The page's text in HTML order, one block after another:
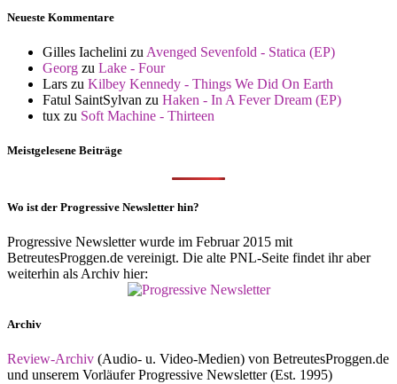
Neueste Kommentare
Gilles Iachelini zu Avenged Sevenfold - Statica (EP)
Georg zu Lake - Four
Lars zu Kilbey Kennedy - Things We Did On Earth
Fatul SaintSylvan zu Haken - In A Fever Dream (EP)
tux zu Soft Machine - Thirteen
Meistgelesene Beiträge
Wo ist der Progressive Newsletter hin?
Progressive Newsletter wurde im Februar 2015 mit
BetreutesProggen.de vereinigt. Die alte PNL-Seite findet ihr aber
weiterhin als Archiv hier:
Archiv
Review-Archiv (Audio- u. Video-Medien) von BetreutesProggen.de
und unserem Vorläufer Progressive Newsletter (Est. 1995)